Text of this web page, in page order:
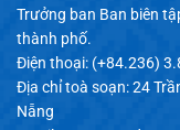
Trưởng ban Ban biên
thành phố.
Điện thoại: (+84.236)
Địa chỉ toà soạn: 24
Nẵng